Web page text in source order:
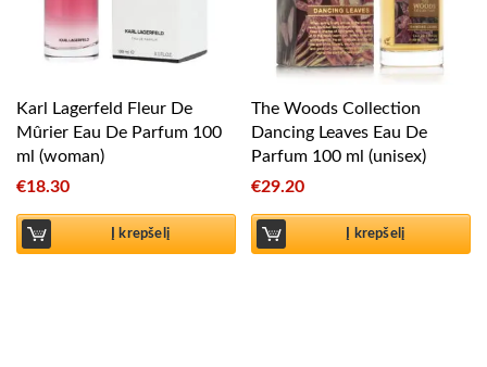
Karl Lagerfeld Fleur De
Mûrier Eau De Parfum 100
ml (woman)
€18.30
Į krepšelį
The Woods Collection
Dancing Leaves Eau De
Parfum 100 ml (unisex)
€29.20
Į krepšelį